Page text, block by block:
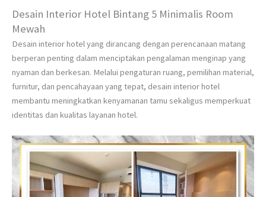
Desain Interior Hotel Bintang 5 Minimalis Room
Mewah
Desain interior hotel yang dirancang dengan perencanaan matang
berperan penting dalam menciptakan pengalaman menginap yang
nyaman dan berkesan. Melalui pengaturan ruang, pemilihan material,
furnitur, dan pencahayaan yang tepat, desain interior hotel
membantu meningkatkan kenyamanan tamu sekaligus memperkuat
identitas dan kualitas layanan hotel.